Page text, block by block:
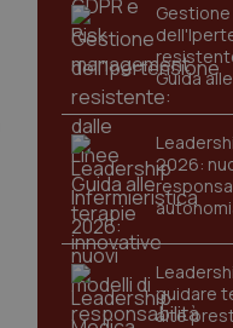
Gestione
Guida
innovative
2026:
guidare
alte